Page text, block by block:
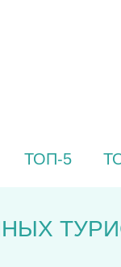
ТОП-5